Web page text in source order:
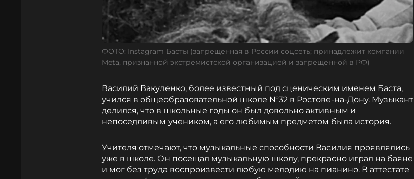
ФОТО: Instagram Басты (запрещенная в России соцсеть; принадлежит компании
Meta, признанной экстремистской организацией и запрещенной в РФ)
Василий Вакуленко, более известный под сценическим именем Баста,
учился в общеобразовательной школе №32 в Ростове-на-Дону. Музыкант
делился, что в школьные годы он был довольно активным и
непоседливым учеником, а его любимым предметом была история.
Учителя отмечают, что музыкальные способности Василия проявлялись
уже в школе. Он посещал музыкальную школу, прекрасно играл на баяне
и мог без труда воспроизвести любую мелодию на пианино. В аттестате